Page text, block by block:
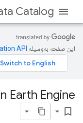
Catalog
این صفحه به‌وسیله
Earth Engine
bookmark_border